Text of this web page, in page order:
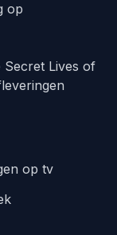
op
Lives of
op tv